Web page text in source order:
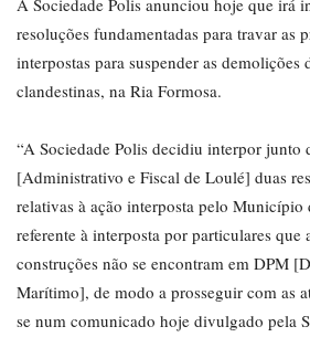
A Sociedade Polis anunciou hoje que irá
resoluções fundamentadas para travar as
interpostas para suspender as demolições
clandestinas, na Ria Formosa.
“A Sociedade Polis decidiu interpor junto
[Administrativo e Fiscal de Loulé] duas
relativas à ação interposta pelo Município
referente à interposta por particulares que
construções não se encontram em DPM
Marítimo], de modo a prosseguir com as
se num comunicado hoje divulgado pela